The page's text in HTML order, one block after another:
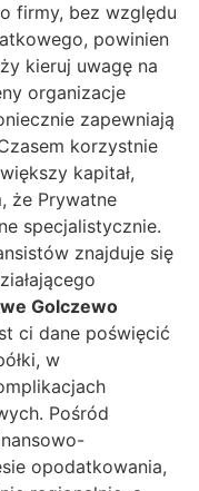
firmy, bez względu
powinien
kieruj uwagę na
organizacje
zapewniają
korzystnie
kapitał,
że Prywatne
specjalistycznie.
znajduje się
Golczewo
ci dane poświęcić
w
Pośród
opodatkowania,